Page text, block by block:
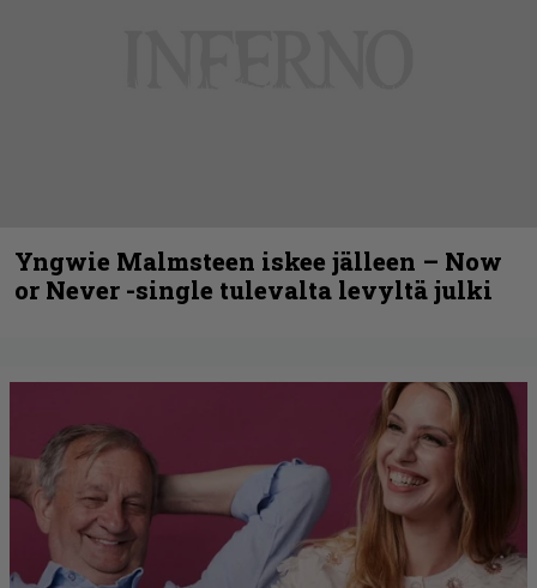
Yngwie Malmsteen iskee jälleen – Now
or Never -single tulevalta levyltä julki